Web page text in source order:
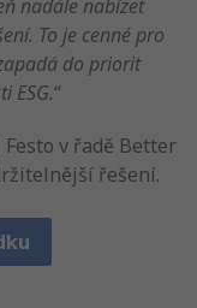
nadále nabízet
To je cenné pro
do priorit
ESG.“
v řadě Better
řešení.